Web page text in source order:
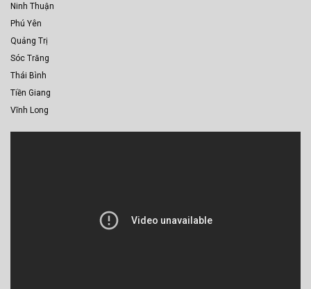
Ninh Thuận
Phú Yên
Quảng Trị
Sóc Trăng
Thái Bình
Tiền Giang
Vĩnh Long